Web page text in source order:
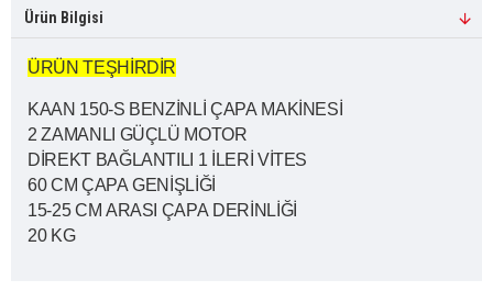
Ürün Bilgisi
ÜRÜN TEŞHİRDİR
KAAN 150-S BENZİNLİ ÇAPA MAKİNESİ
2 ZAMANLI GÜÇLÜ MOTOR
DİREKT BAĞLANTILI 1 İLERİ VİTES
60 CM ÇAPA GENİŞLİĞİ
15-25 CM ARASI ÇAPA DERİNLİĞİ
20 KG